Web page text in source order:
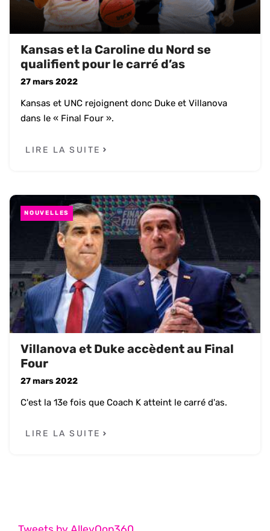
Kansas et la Caroline du Nord se
qualifient pour le carré d’as
27 mars 2022
Kansas et UNC rejoignent donc Duke et Villanova
dans le « Final Four ».
LIRE LA SUITE
NOUVELLES
Villanova et Duke accèdent au Final
Four
27 mars 2022
C'est la 13e fois que Coach K atteint le carré d'as.
LIRE LA SUITE